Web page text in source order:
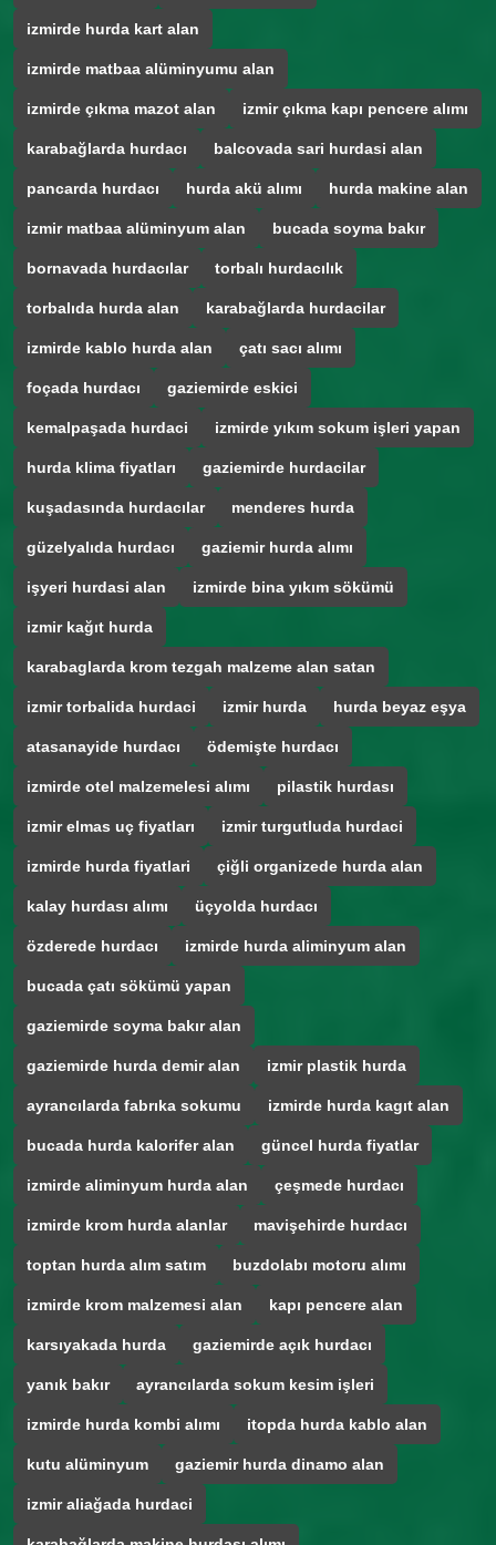
izmirde hurda kart alan
izmirde matbaa alüminyumu alan
izmirde çıkma mazot alan izmir çıkma kapı pencere alımı
karabağlarda hurdacı balcovada sari hurdasi alan
pancarda hurdacı hurda akü alımı hurda makine alan
izmir matbaa alüminyum alan bucada soyma bakır
bornavada hurdacılar torbalı hurdacılık
torbalıda hurda alan karabağlarda hurdacilar
izmirde kablo hurda alan çatı sacı alımı
foçada hurdacı gaziemirde eskici
kemalpaşada hurdaci izmirde yıkım sokum işleri yapan
hurda klima fiyatları gaziemirde hurdacilar
kuşadasında hurdacılar menderes hurda
güzelyalıda hurdacı gaziemir hurda alımı
işyeri hurdasi alan izmirde bina yıkım sökümü
izmir kağıt hurda
karabaglarda krom tezgah malzeme alan satan
izmir torbalida hurdaci izmir hurda hurda beyaz eşya
atasanayide hurdacı ödemişte hurdacı
izmirde otel malzemelesi alımı pilastik hurdası
izmir elmas uç fiyatları izmir turgutluda hurdaci
izmirde hurda fiyatlari çiğli organizede hurda alan
kalay hurdası alımı üçyolda hurdacı
özderede hurdacı izmirde hurda aliminyum alan
bucada çatı sökümü yapan
gaziemirde soyma bakır alan
gaziemirde hurda demir alan izmir plastik hurda
ayrancılarda fabrıka sokumu izmirde hurda kagıt alan
bucada hurda kalorifer alan güncel hurda fiyatlar
izmirde aliminyum hurda alan çeşmede hurdacı
izmirde krom hurda alanlar mavişehirde hurdacı
toptan hurda alım satım buzdolabı motoru alımı
izmirde krom malzemesi alan kapı pencere alan
karsıyakada hurda gaziemirde açık hurdacı
yanık bakır ayrancılarda sokum kesim işleri
izmirde hurda kombi alımı itopda hurda kablo alan
kutu alüminyum gaziemir hurda dinamo alan
izmir aliağada hurdaci